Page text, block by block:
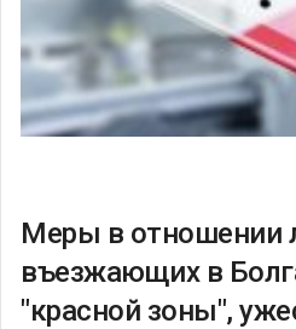
Меры в отношении
въезжающих в
"красной зоны",